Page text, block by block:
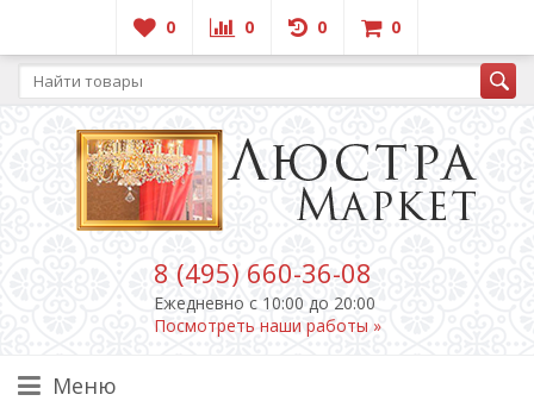
0 0 0 0
8 (495) 660-36-08
Ежедневно c 10:00 до 20:00
Посмотреть наши работы »
Меню